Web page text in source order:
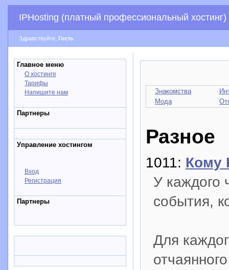
IPHosting (платный профессиональный хостинг)
Здравствуйте, Гость
Главное меню
О хостинге
Тарифы
Напишите нам
Партнеры
Управление хостингом
Вход
Регистрация
Партнеры
Знакомства
Мода
Разное
1011: Кому
У каждого
события,
Для